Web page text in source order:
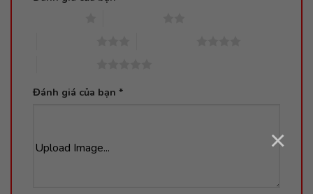
Upload Image... ×
Đánh giá của bạn *